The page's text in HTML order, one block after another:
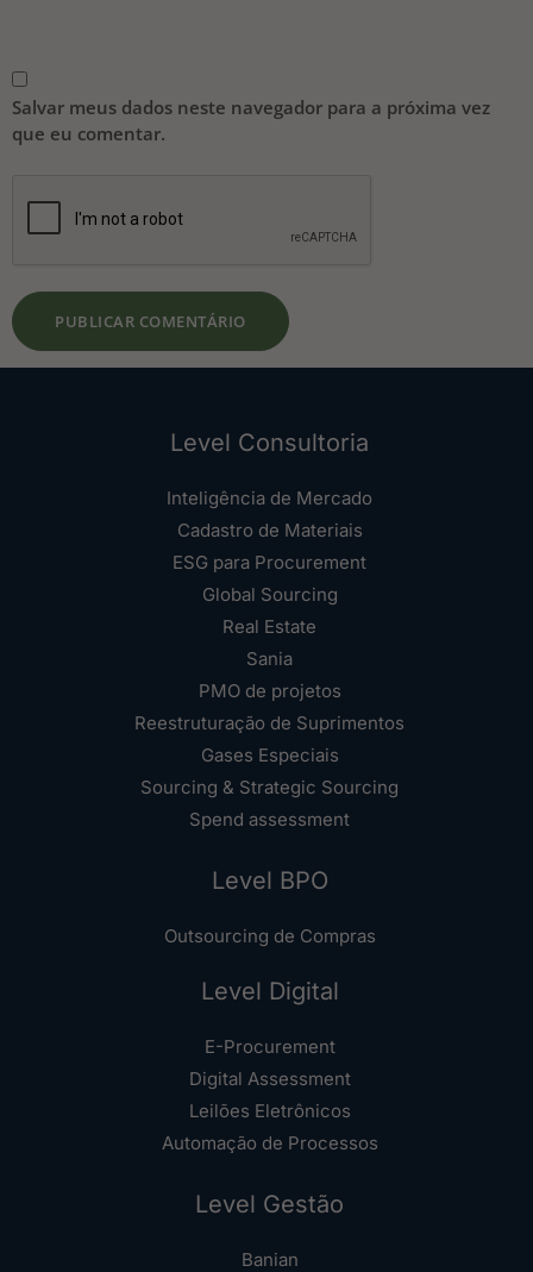
Salvar meus dados neste navegador para a próxima vez
que eu comentar.
Level Consultoria
Inteligência de Mercado
Cadastro de Materiais
ESG para Procurement
Global Sourcing
Real Estate
Sania
PMO de projetos
Reestruturação de Suprimentos
Gases Especiais
Sourcing & Strategic Sourcing
Spend assessment
Level BPO
Outsourcing de Compras
Level Digital
E-Procurement
Digital Assessment
Leilões Eletrônicos
Automação de Processos
Level Gestão
Banian